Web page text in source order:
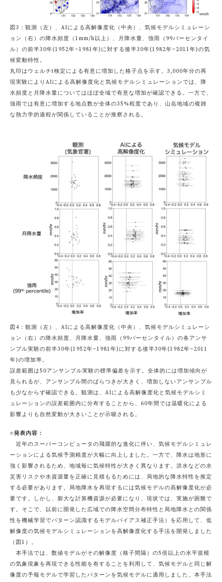
図3：観測（左）、AIによる高解像度化（中央）、気候モデルシミュレーシ
ョン（右）の降水頻度（1mm/h以上）、月降水量、強雨（99パーセンタイ
ル）の前半30年(1952年~1981年)に対する後半30年(1982年~2011年)の気
候変動特性。
丸印はウェルチt検定による有意に増加した格子点を示す。3,000年分の再
現実験によりAIによる高解像度化と気候モデルシミュレーションでは、降
水頻度と月降水量についてはほぼ全域で有意な増加が確認できる。一方で、
強雨では有意に増加する地点数が全体の35%程度であり、山岳地域の複雑
な熱力学的過程が関係していることが推察される。
図4：観測（左）、AIによる高解像度化（中央）、気候モデルシミュレーシ
ョン（右）の降水頻度、月降水量、強雨（99パーセンタイル）の各アンサ
ンブル実験の前半30年(1952年~1981年)に対する後半30年(1982年~2011
年)の増加率。
誤差範囲は50アンサンブル実験の標準偏差を示す。全体的には増加傾向が
見られるが、アンサンブル間のばらつきが大きく、増加しないアンサンブル
も少なからず確認できる。観測は、AIによる高解像度化と気候モデルシミ
ュレーションの誤差範囲内に分布することから、60年間では温暖化による
影響よりも自然変動が大きいことが示唆される。
○発表内容：
近年のスーパーコンピュータの飛躍的な進化に伴い、気候モデルシミュレ
ーションによる気候予測精度が大幅に向上しました。一方で、降水は地形に
強く影響されるため、地域毎に気候特性が大きく異なります。洪水などの水
災害リスクや水資源量を正確に見積もるためには、局地的な降水特性を推定
する必要があります。局地降水を再現するには気候モデルの高解像度化が必
要です。しかし、膨大な計算機資源が必要になり、現状では、実施が困難で
す。そこで、以前に開発した広域での降水空間分布特性と局地降水との関係
性を機械学習でパターン認識するモデルバイアス補正手法）を応用して、低
解像度の気候モデルシミュレーションを高解像度化する手法を開発しました
（図1）。
本手法では、数値モデルがその解像度（格子間隔）の5倍以上の水平規模
の気象現象を再現できる性能を有することを利用して、気候モデルと同じ解
像度の予報モデルで学習したパターンを気候モデルに適用しました。本手法